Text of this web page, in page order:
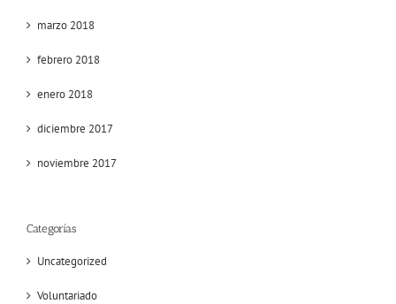
marzo 2018
febrero 2018
enero 2018
diciembre 2017
noviembre 2017
Categorías
Uncategorized
Voluntariado